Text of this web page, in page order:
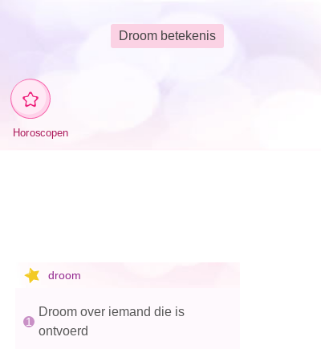
Droom betekenis
Horoscopen
droom
Droom over iemand die is
ontvoerd